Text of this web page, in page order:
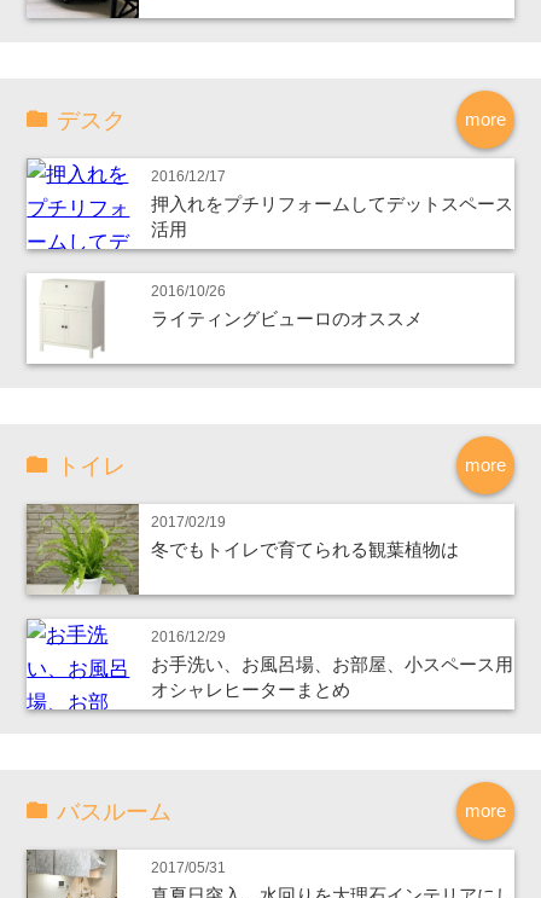
more
デスク
2016/12/17
押入れをプチリフォームしてデットスペース
活用
2016/10/26
ライティングビューロのオススメ
more
トイレ
2017/02/19
冬でもトイレで育てられる観葉植物は
2016/12/29
お手洗い、お風呂場、お部屋、小スペース用
オシャレヒーターまとめ
more
バスルーム
2017/05/31